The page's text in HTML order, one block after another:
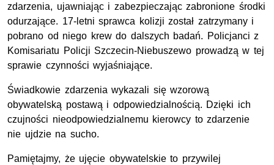
zdarzenia, ujawniając i zabezpieczając zabronione środki
odurzające. 17-letni sprawca kolizji został zatrzymany i
pobrano od niego krew do dalszych badań. Policjanci z
Komisariatu Policji Szczecin-Niebuszewo prowadzą w tej
sprawie czynności wyjaśniające.
Świadkowie zdarzenia wykazali się wzorową
obywatelską postawą i odpowiedzialnością. Dzięki ich
czujności nieodpowiedzialnemu kierowcy to zdarzenie
nie ujdzie na sucho.
Pamiętajmy, że ujęcie obywatelskie to przywilej